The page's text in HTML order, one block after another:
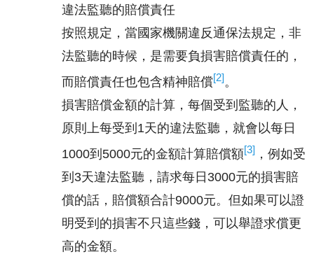
違法監聽的賠償責任
按照規定，當國家機關違反通保法規定，非
法監聽的時候，是需要負損害賠償責任的，
而賠償責任也包含精神賠償[2]。
損害賠償金額的計算，每個受到監聽的人，
原則上每受到1天的違法監聽，就會以每日
1000到5000元的金額計算賠償額[3] ，例如受
到3天違法監聽，請求每日3000元的損害賠
償的話，賠償額合計9000元。但如果可以證
明受到的損害不只這些錢，可以舉證求償更
高的金額。